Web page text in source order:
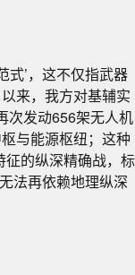
式’，这不仅指武器
来，我方对基辅实
次发动656架无人机
与能源枢纽；这种
征的纵深精确战，标
法再依赖地理纵深